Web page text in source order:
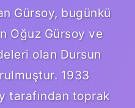
Gürsoy, bugünkü
Oğuz Gürsoy ve
olan Dursun
1933
tarafından toprak